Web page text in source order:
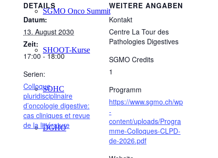
SGMO Onco Summit
SHOOT-Kurse
SOHC
DGHO
DETAILS
Datum:
13. August 2030
Zeit:
17:00 - 18:00
Serien:
Colloque
pluridisciplinaire
d’oncologie digestive:
cas cliniques et revue
de la littérature
WEITERE ANGABEN
Kontakt
Centre La Tour des
Pathologies Digestives
SGMO Credits
1
Programm
https://www.sgmo.ch/wp
-
content/uploads/Progra
mme-Colloques-CLPD-
de-2026.pdf